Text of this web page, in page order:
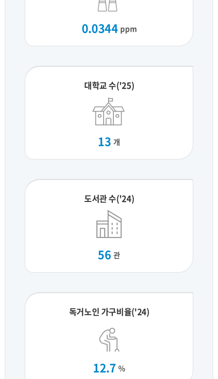
0.0344 ppm
대학교 수('25)
13 개
도서관 수('24)
56 관
독거노인 가구비율('24)
12.7 %